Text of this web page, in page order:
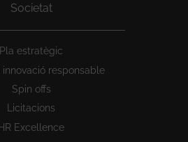
Societat
Pla estratègic
innovació responsable
Spin offs
Licitacions
HR Excellence